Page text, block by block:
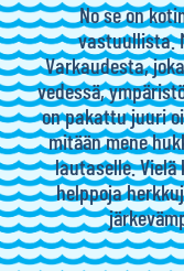
No se on
vastuullista.
Varkaudesta,
vedessä,
on pakattu juuri
mitään mene
lautaselle.
helppoja